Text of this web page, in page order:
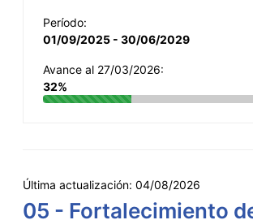
Período:
01/09/2025 - 30/06/2029
Avance al 27/03/2026:
32%
Última actualización: 04/08/2026
05 - Fortalecimiento